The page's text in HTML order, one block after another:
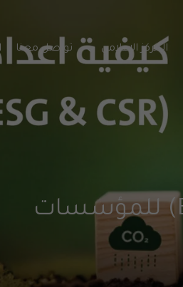
المركز الإعلامي تواصل معنا